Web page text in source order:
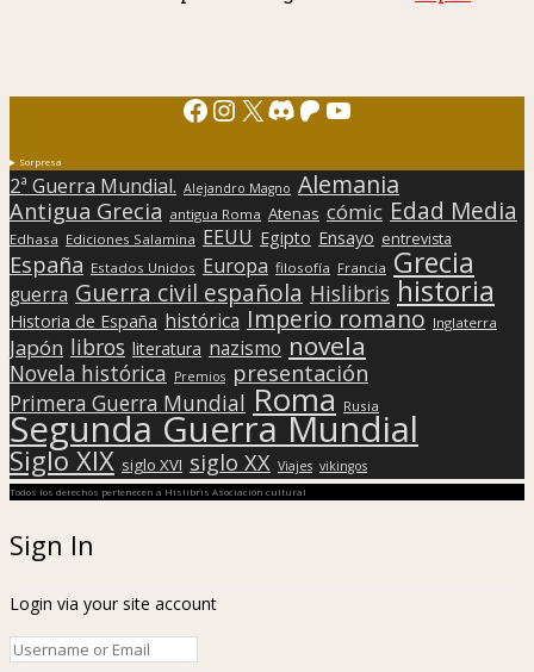
Facebook
Instagram
X Discord
Patreon
YouTube
Sorpresa
2ª Guerra Mundial. Alejandro Magno Alemania
Antigua Grecia antigua Roma Atenas cómic Edad Media
Edhasa Ediciones Salamina EEUU Egipto Ensayo entrevista
España Estados Unidos Europa filosofía Francia Grecia
guerra Guerra civil española Hislibris historia
Historia de España histórica Imperio romano Inglaterra
Japón libros literatura nazismo novela
Novela histórica Premios presentación
Primera Guerra Mundial Roma Rusia
Segunda Guerra Mundial
Siglo XIX siglo XVI siglo XX Viajes vikingos
Todos los derechos pertenecen a Hislibris Asociación cultural
Sign In
Login via your site account